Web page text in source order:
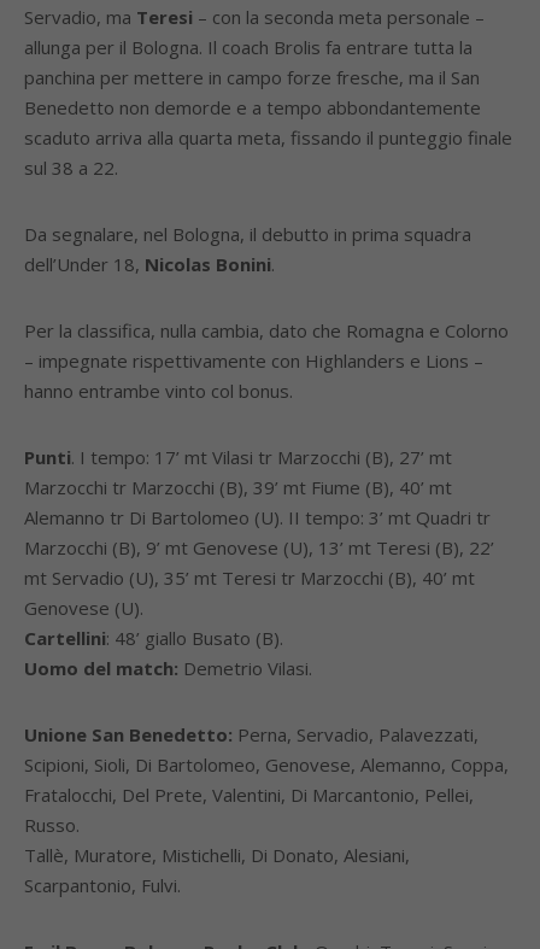
Servadio, ma Teresi – con la seconda meta personale –
allunga per il Bologna. Il coach Brolis fa entrare tutta la
panchina per mettere in campo forze fresche, ma il San
Benedetto non demorde e a tempo abbondantemente
scaduto arriva alla quarta meta, fissando il punteggio finale
sul 38 a 22.
Da segnalare, nel Bologna, il debutto in prima squadra
dell’Under 18, Nicolas Bonini.
Per la classifica, nulla cambia, dato che Romagna e Colorno
– impegnate rispettivamente con Highlanders e Lions –
hanno entrambe vinto col bonus.
Punti. I tempo: 17’ mt Vilasi tr Marzocchi (B), 27’ mt
Marzocchi tr Marzocchi (B), 39’ mt Fiume (B), 40’ mt
Alemanno tr Di Bartolomeo (U). II tempo: 3’ mt Quadri tr
Marzocchi (B), 9’ mt Genovese (U), 13’ mt Teresi (B), 22’
mt Servadio (U), 35’ mt Teresi tr Marzocchi (B), 40’ mt
Genovese (U).
Cartellini: 48’ giallo Busato (B).
Uomo del match: Demetrio Vilasi.
Unione San Benedetto: Perna, Servadio, Palavezzati,
Scipioni, Sioli, Di Bartolomeo, Genovese, Alemanno, Coppa,
Fratalocchi, Del Prete, Valentini, Di Marcantonio, Pellei,
Russo.
Tallè, Muratore, Mistichelli, Di Donato, Alesiani,
Scarpantonio, Fulvi.